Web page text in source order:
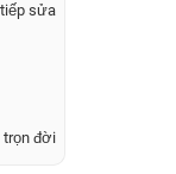
tiếp sửa
trọn đời